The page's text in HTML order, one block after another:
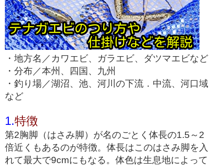
・地方名／カワエビ、ガラエビ、ダツマエビなど
・分布／本州、四国、九州
・釣り場／湖沼、池、河川の下流．中流、河口域
など
1.特徴
第2胸脚（はさみ脚）が名のごとく体長の1.5～2
倍近くもあるのが特徴。体長はこのはさみ脚を入
れて最大で9cmにもなる。体色は生息地によって